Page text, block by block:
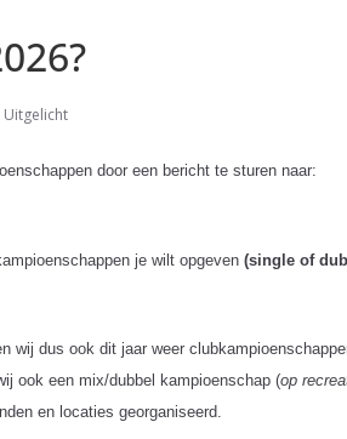
Uitgelicht
door een bericht te sturen naar:
je wilt opgeven (single of
wij dus ook dit jaar weer
ook een mix/dubbel kampioenschap (op
en locaties georganiseerd.